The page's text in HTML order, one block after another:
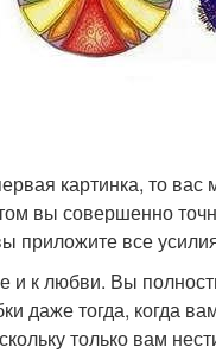
картинка, то
вы совершенно
приложите все
и к любви. Вы
даже тогда, когда
только вам